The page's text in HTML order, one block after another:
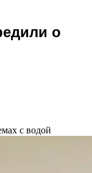
о
с водой